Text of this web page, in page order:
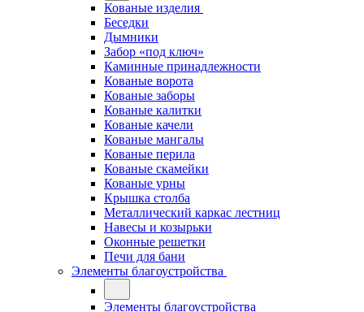
Кованые изделия
Беседки
Дымники
Забор «под ключ»
Каминные принадлежности
Кованые ворота
Кованые заборы
Кованые калитки
Кованые качели
Кованые мангалы
Кованые перила
Кованые скамейки
Кованые урны
Крышка столба
Металлический каркас лестниц
Навесы и козырьки
Оконные решетки
Печи для бани
Элементы благоустройства
Элементы благоустройства